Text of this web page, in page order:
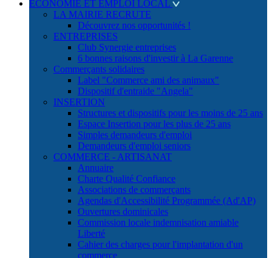
ÉCONOMIE ET EMPLOI LOCAL
LA MAIRIE RECRUTE
Découvrez nos opportunités !
ENTREPRISES
Club Synergie entreprises
6 bonnes raisons d'investir à La Garenne
Commerçants solidaires
Label "Commerce ami des animaux"
Dispositif d'entraide "Angela"
INSERTION
Structures et dispositifs pour les moins de 25 ans
Espace Insertion pour les plus de 25 ans
Simples demandeurs d'emploi
Demandeurs d'emploi seniors
COMMERCE - ARTISANAT
Annuaire
Charte Qualité Confiance
Associations de commerçants
Agendas d'Accessibilité Programmée (Ad'AP)
Ouvertures dominicales
Commission locale indemnisation amiable
Liberté
Cahier des charges pour l'implantation d'un
commerce